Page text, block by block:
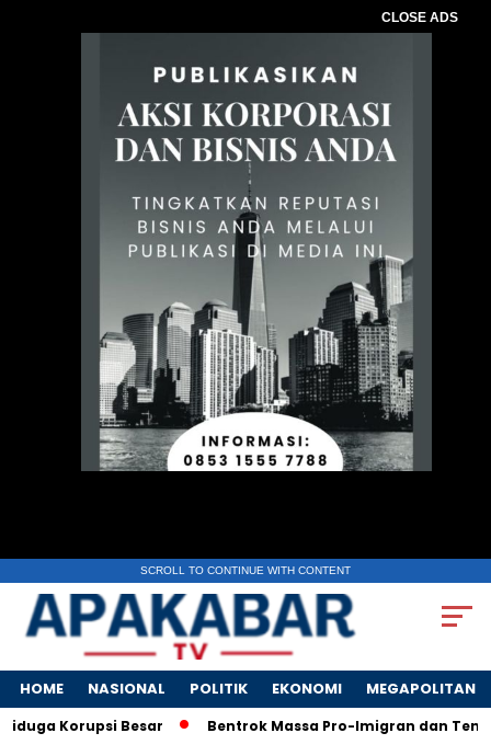
CLOSE ADS
SCROLL TO CONTINUE WITH CONTENT
HOME NASIONAL POLITIK EKONOMI MEGAPOLITAN
Korupsi Besar Bentrok Massa Pro-Imigran dan